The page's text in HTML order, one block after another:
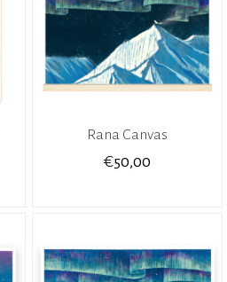
Rana Canvas
€50,00